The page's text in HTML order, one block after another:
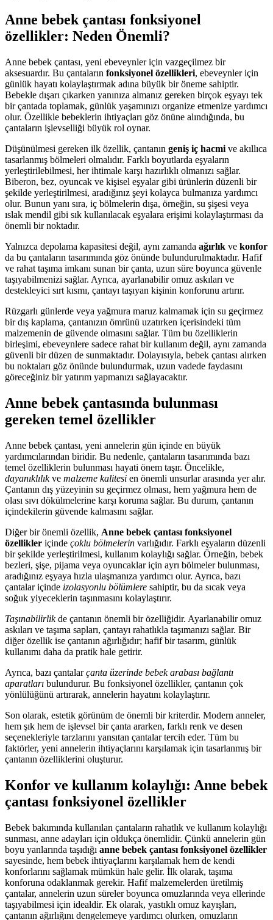
Anne bebek çantası fonksiyonel
özellikler: Neden Önemli?
Anne bebek çantası, yeni ebeveynler için vazgeçilmez bir
aksesuardır. Bu çantaların fonksiyonel özellikleri, ebeveynler için
günlük hayatı kolaylaştırmak adına büyük bir öneme sahiptir.
Bebekle dışarı çıkarken yanınıza almanız gereken birçok eşyayı tek
bir çantada toplamak, günlük yaşamınızı organize etmenize yardımcı
olur. Özellikle bebeklerin ihtiyaçları göz önüne alındığında, bu
çantaların işlevselliği büyük rol oynar.
Düşünülmesi gereken ilk özellik, çantanın geniş iç hacmi ve akıllıca
tasarlanmış bölmeleri olmalıdır. Farklı boyutlarda eşyaların
yerleştirilebilmesi, her ihtimale karşı hazırlıklı olmanızı sağlar.
Biberon, bez, oyuncak ve kişisel eşyalar gibi ürünlerin düzenli bir
şekilde yerleştirilmesi, aradığınız şeyi kolayca bulmanıza yardımcı
olur. Bunun yanı sıra, iç bölmelerin dışa, örneğin, su şişesi veya
ıslak mendil gibi sık kullanılacak eşyalara erişimi kolaylaştırması da
önemli bir noktadır.
Yalnızca depolama kapasitesi değil, aynı zamanda ağırlık ve konfor
da bu çantaların tasarımında göz önünde bulundurulmaktadır. Hafif
ve rahat taşıma imkanı sunan bir çanta, uzun süre boyunca güvenle
taşıyabilmenizi sağlar. Ayrıca, ayarlanabilir omuz askıları ve
destekleyici sırt kısmı, çantayı taşıyan kişinin konforunu artırır.
Rüzgarlı günlerde veya yağmura maruz kalmamak için su geçirmez
bir dış kaplama, çantanızın ömrünü uzatırken içerisindeki tüm
malzemenin de güvende olmasını sağlar. Tüm bu özelliklerin
birleşimi, ebeveynlere sadece rahat bir kullanım değil, aynı zamanda
güvenli bir düzen de sunmaktadır. Dolayısıyla, bebek çantası alırken
bu noktaları göz önünde bulundurmak, uzun vadede faydasını
göreceğiniz bir yatırım yapmanızı sağlayacaktır.
Anne bebek çantasında bulunması
gereken temel özellikler
Anne bebek çantası, yeni annelerin gün içinde en büyük
yardımcılarından biridir. Bu nedenle, çantaların tasarımında bazı
temel özelliklerin bulunması hayati önem taşır. Öncelikle,
dayanıklılıkve malzeme kalitesi en önemli unsurlar arasında yer alır.
Çantanın dış yüzeyinin su geçirmez olması, hem yağmura hem de
olası sıvı dökülmelerine karşı koruma sağlar. Bu durum, çantanın
içindekilerin güvende kalmasını sağlar.
Diğer bir önemli özellik, Anne bebek çantası fonksiyonel
özellikler içinde çoklu bölmelerin varlığıdır. Farklı eşyaların düzenli
bir şekilde yerleştirilmesi, kullanım kolaylığı sağlar. Örneğin, bebek
bezleri, şişe, pijama veya oyuncaklar için ayrı bölmeler bulunması,
aradığınız eşyaya hızla ulaşmanıza yardımcı olur. Ayrıca, bazı
çantalar içinde izolasyonlu bölümlere sahiptir, bu da sıcak veya
soğuk yiyeceklerin taşınmasını kolaylaştırır.
Taşınabilirlikde çantanın önemli bir özelliğidir. Ayarlanabilir omuz
askıları ve taşıma sapları, çantayı rahatlıkla taşımanızı sağlar. Bir
diğer özellik ise çantanın ağırlığıdır; hafif bir tasarım, günlük
kullanımı daha da pratik hale getirir.
Ayrıca, bazı çantalarçanta üzerinde bebek arabası bağlantı
aparatları bulundurur. Bu fonksiyonel özellikler, çantanın çok
yönlülüğünü artırarak, annelerin hayatını kolaylaştırır.
Son olarak, estetik görünüm de önemli bir kriterdir. Modern anneler,
hem şık hem de işlevsel bir çanta ararken, farklı renk ve desen
seçenekleriyle tarzlarını yansıtan çantalar tercih eder. Tüm bu
faktörler, yeni annelerin ihtiyaçlarını karşılamak için tasarlanmış bir
çantanın özelliklerini oluşturur.
Konfor ve kullanım kolaylığı: Anne bebek
çantası fonksiyonel özellikler
Bebek bakımında kullanılan çantaların rahatlık ve kullanım kolaylığı
sunması, anne adayları için oldukça önemlidir. Çünkü annelerin gün
boyu yanlarında taşıdığı anne bebek çantası fonksiyonel özellikler
sayesinde, hem bebek ihtiyaçlarını karşılamak hem de kendi
konforlarını sağlamak mümkün hale gelir. İlk olarak, taşıma
konforuna odaklanmak gerekir. Hafif malzemelerden üretilmiş
çantalar, annelerin uzun süreler boyunca omuzlarında veya ellerinde
taşıyabilmesi için idealdir. Ek olarak, yastıklı omuz kayışları,
çantanın ağırlığını dengelemeye yardımcı olurken, omuzların